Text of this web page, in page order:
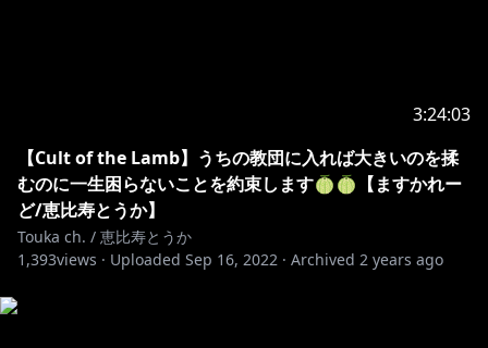
3:24:03
【Cult of the Lamb】うちの教団に入れば大きいのを揉
むのに一生困らないことを約束します🍈🍈【ますかれー
ど/恵比寿とうか】
Touka ch. / 恵比寿とうか
1,393views · Uploaded Sep 16, 2022 · Archived 2 years ago